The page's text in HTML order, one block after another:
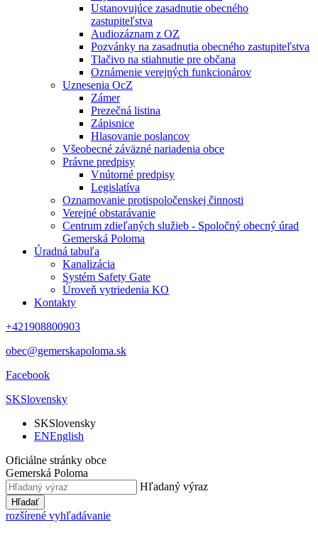
Ustanovujúce zasadnutie obecného
zastupiteľstva
Audiozáznam z OZ
Pozvánky na zasadnutia obecného zastupiteľstva
Tlačivo na stiahnutie pre občana
Oznámenie verejných funkcionárov
Uznesenia OcZ
Zámer
Prezečná listina
Zápisnice
Hlasovanie poslancov
Všeobecné záväzné nariadenia obce
Právne predpisy
Vnútorné predpisy
Legislatíva
Oznamovanie protispoločenskej činnosti
Verejné obstarávanie
Centrum zdieľaných služieb - Spoločný obecný úrad
Gemerská Poloma
Úradná tabuľa
Kanalizácia
Systém Safety Gate
Úroveň vytriedenia KO
Kontakty
+421908800903
obec@gemerskapoloma.sk
Facebook
SKSlovensky
SKSlovensky
ENEnglish
Oficiálne stránky obce
Gemerská Poloma
Hľadaný výraz
Hľadať
rozšírené vyhľadávanie